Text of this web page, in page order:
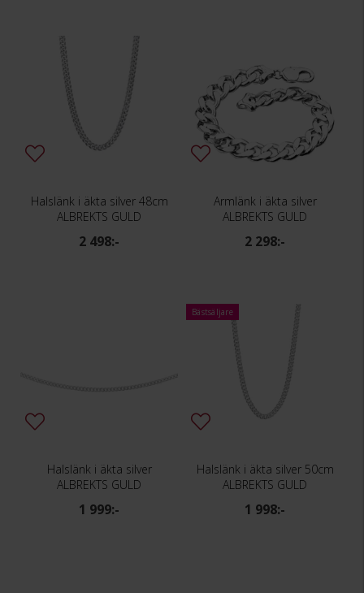
Halslänk i äkta silver 48cm
ALBREKTS GULD
2 498:-
Armlänk i äkta silver
ALBREKTS GULD
2 298:-
Halslänk i äkta silver
ALBREKTS GULD
1 999:-
Bästsäljare
Halslänk i äkta silver 50cm
ALBREKTS GULD
1 998:-